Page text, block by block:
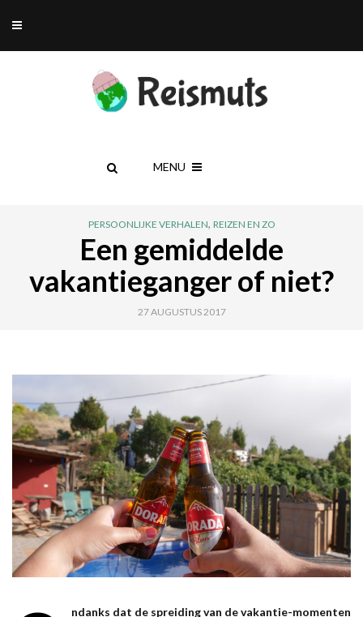
MENU
PERSOONLIJKE VERHALEN, REIZEN EN ZO
Een gemiddelde
vakantieganger of niet?
27 AUGUSTUS 2017
ndanks dat de spreiding van de vakantie-momenten